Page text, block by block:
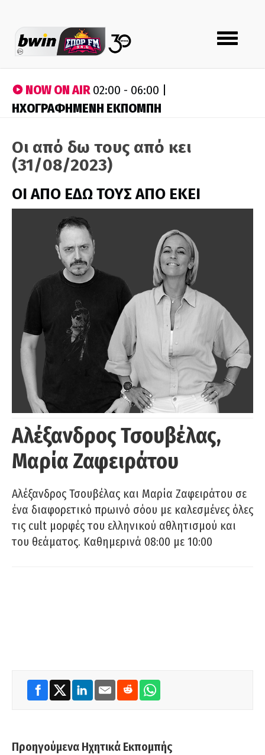
Toggle
navigation
NOW ON AIR02:00 - 06:00 |
ΗΧΟΓΡΑΦΗΜΕΝΗ ΕΚΠΟΜΠΗ
Οι από δω τους από κει
(31/08/2023)
ΟΙ ΑΠΟ ΕΔΩ ΤΟΥΣ ΑΠΟ ΕΚΕΙ
Αλέξανδρος Τσουβέλας,
Μαρία Ζαφειράτου
Αλέξανδρος Τσουβέλας και Μαρία Ζαφειράτου σε
ένα διαφορετικό πρωινό σόου με καλεσμένες όλες
τις cult μορφές του ελληνικού αθλητισμού και
του θεάματος. Καθημερινά 08:00 με 10:00
Προηγούμενα Ηχητικά Εκπομπής